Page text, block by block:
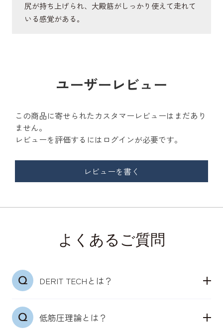
尻が持ち上げられ、大殿筋がしっかり使えて走れて
いる感覚がある。
ユーザーレビュー
この商品に寄せられたカスタマーレビューはまだあり
ません。
レビューを評価するには ログインが必要です。
レビューを書く
よくあるご質問
DERIT TECHとは？
「デリットテック」は24時間365日着用できる、骨
盤ととのう機能性インナーウェアブランドです。
低筋圧理論とは？